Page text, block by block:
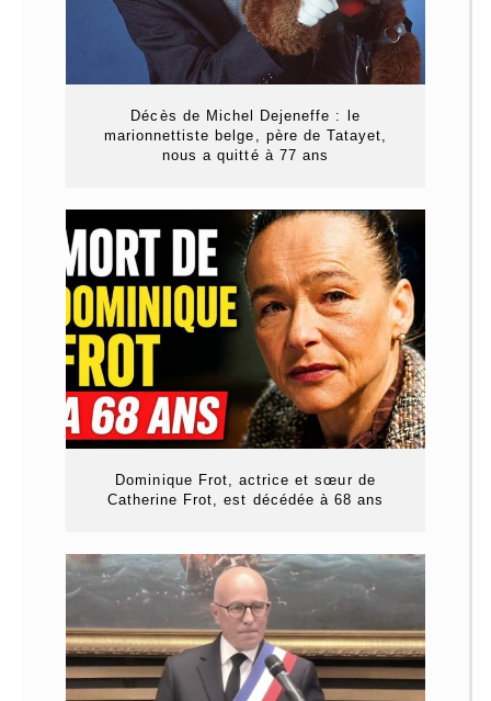
Décès de Michel Dejeneffe : le
marionnettiste belge, père de Tatayet,
nous a quitté à 77 ans
Dominique Frot, actrice et sœur de
Catherine Frot, est décédée à 68 ans